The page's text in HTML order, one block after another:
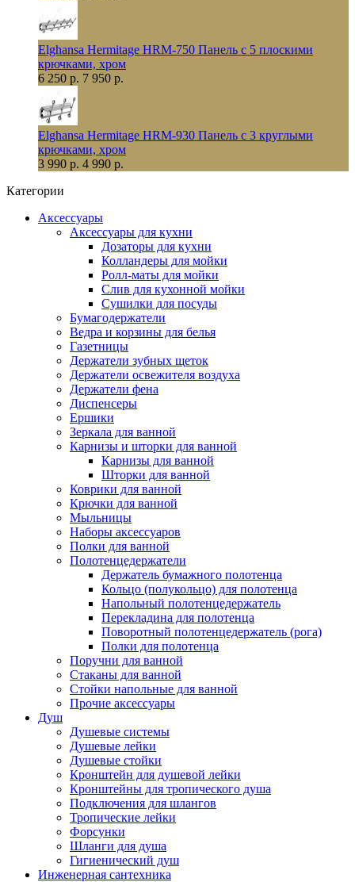
Elghansa Hermitage HRM-750 Панель с 5 плоскими
крючками, хром
6 250 р. 7 950 р.
Elghansa Hermitage HRM-930 Панель с 3 круглыми
крючками, хром
3 990 р. 4 990 р.
Категории
Аксессуары
Аксессуары для кухни
Дозаторы для кухни
Колландеры для мойки
Ролл-маты для мойки
Слив для кухонной мойки
Сушилки для посуды
Бумагодержатели
Ведра и корзины для белья
Газетницы
Держатели зубных щеток
Держатели освежителя воздуха
Держатели фена
Диспенсеры
Ершики
Зеркала для ванной
Карнизы и шторки для ванной
Карнизы для ванной
Шторки для ванной
Коврики для ванной
Крючки для ванной
Мыльницы
Наборы аксессуаров
Полки для ванной
Полотенцедержатели
Держатель бумажного полотенца
Кольцо (полукольцо) для полотенца
Напольный полотенцедержатель
Перекладина для полотенца
Поворотный полотенцедержатель (рога)
Полки для полотенца
Поручни для ванной
Стаканы для ванной
Стойки напольные для ванной
Прочие аксессуары
Душ
Душевые системы
Душевые лейки
Душевые стойки
Кронштейн для душевой лейки
Кронштейны для тропического душа
Подключения для шлангов
Тропические лейки
Форсунки
Шланги для душа
Гигиенический душ
Инженерная сантехника